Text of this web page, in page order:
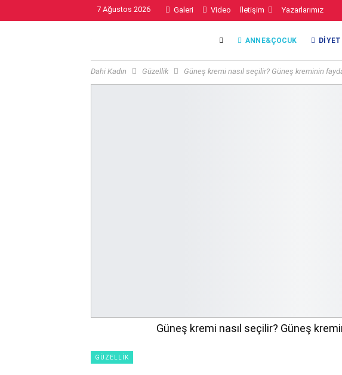
7 Ağustos 2026 Galeri Video İletişim Yazarlarımız
ANNE&ÇOCUK DIYET
Dahi Kadın Güzellik Güneş kremi nasıl seçilir? Güneş kreminin
Güneş kremi nasıl seçilir? Güneş
GÜZELLIK